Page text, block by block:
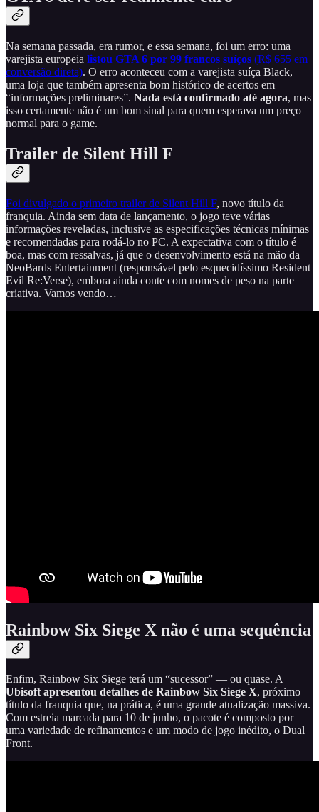
Na semana passada, era rumor, e essa semana, foi um erro: uma
varejista europeia listou GTA 6 por 99 francos suíços (R$ 655 em
conversão direta). O erro aconteceu com a varejista suíça Black,
uma loja que também apresenta bom histórico de acertos em
“informações preliminares”. Nada está confirmado até agora, mas
isso certamente não é um bom sinal para quem esperava um preço
normal para o game.
Trailer de Silent Hill F
Foi divulgado o primeiro trailer de Silent Hill F, novo título da
franquia. Ainda sem data de lançamento, o jogo teve várias
informações reveladas, inclusive as especificações técnicas mínimas
e recomendadas para rodá-lo no PC. A expectativa com o título é
boa, mas com ressalvas, já que o desenvolvimento está na mão da
NeoBards Entertainment (responsável pelo esquecidíssimo Resident
Evil Re:Verse), embora ainda conte com nomes de peso na parte
criativa. Vamos vendo…
Rainbow Six Siege X não é uma sequência
Enfim, Rainbow Six Siege terá um “sucessor” — ou quase. A
Ubisoft apresentou detalhes de Rainbow Six Siege X, próximo
título da franquia que, na prática, é uma grande atualização massiva.
Com estreia marcada para 10 de junho, o pacote é composto por
uma variedade de refinamentos e um modo de jogo inédito, o Dual
Front.